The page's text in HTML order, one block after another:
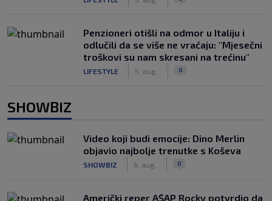
Penzioneri otišli na odmor u Italiju i
odlučili da se više ne vraćaju: "Mjesečni
troškovi su nam skresani na trećinu"
LIFESTYLE 5. aug. 0
SHOWBIZ
Video koji budi emocije: Dino Merlin
objavio najbolje trenutke s Koševa
SHOWBIZ 6. aug. 0
Američki reper A$AP Rocky potvrdio da